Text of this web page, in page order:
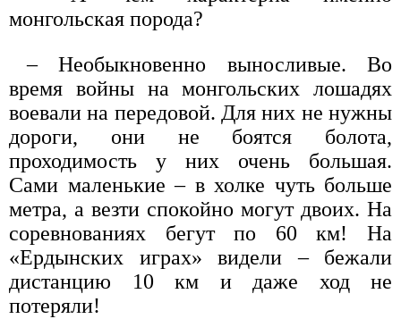
монгольская порода?
– Необыкновенно выносливые. Во
время войны на монгольских лошадях
воевали на передовой. Для них не нужны
дороги, они не боятся болота,
проходимость у них очень большая.
Сами маленькие – в холке чуть больше
метра, а везти спокойно могут двоих. На
соревнованиях бегут по 60 км! На
«Ердынских играх» видели – бежали
дистанцию 10 км и даже ход не
потеряли!